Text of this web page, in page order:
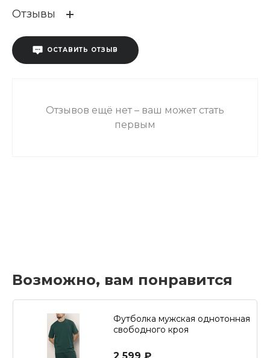
Отзывы
ОСТАВИТЬ ОТЗЫВ
Отзывов ещё нет – ваш может стать
первым
Возможно, вам понравится
Футболка мужская однотонная
свободного кроя
2 599 ₽